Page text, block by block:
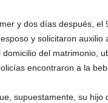
y dos días después, el
y solicitaron
del matrimonio,
encontraron a la
supuestamente, su hijo